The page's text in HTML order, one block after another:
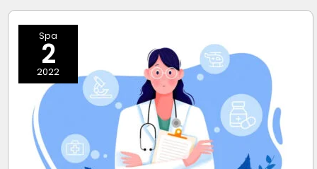
sveikatos
priežiūros
ateitis
Spa
2
2022